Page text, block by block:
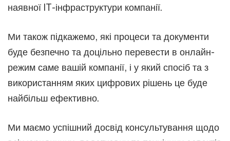
наявної IT-інфраструктури компанії.
Ми також підкажемо, які процеси та документи
буде безпечно та доцільно перевести в онлайн-
режим саме вашій компанії, і у який спосіб та з
використанням яких цифрових рішень це буде
найбільш ефективно.
Ми маємо успішний досвід консультування щодо